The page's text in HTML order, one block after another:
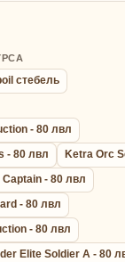
стебель
- 80 лвл
- 80 лвл
Ketra Orc
- 80 лвл
- 80 лвл
- 80 лвл
Elite Soldier A - 80